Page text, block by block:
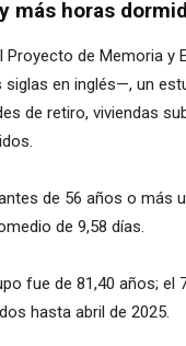
más horas
Proyecto de Memoria y
siglas en inglés—, un
de retiro, viviendas
de 56 años o
de 9,58 días.
fue de 81,40 años;
hasta abril de 2025.